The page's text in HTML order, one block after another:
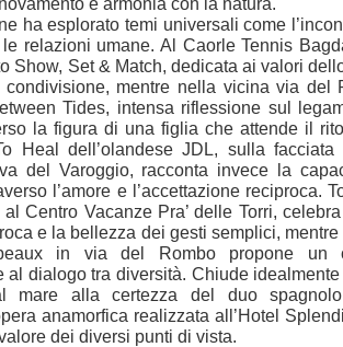
ha esplorato temi universali come
relazioni umane. Al Caorle Tennis
Show, Set & Match, dedicata ai valori
mentre nella vicina via del
Tides, intensa riflessione sul
la figura di una figlia che attende il
Heal dell’olandese JDL, sulla
del Varoggio, racconta invece la
l’amore e l’accettazione reciproca.
Centro Vacanze Pra’ delle Torri,
e la bellezza dei gesti semplici,
in via del Rombo propone un
al dialogo tra diversità. Chiude
mare alla certezza del duo spagnolo
anamorfica realizzata all’Hotel
dei diversi punti di vista.